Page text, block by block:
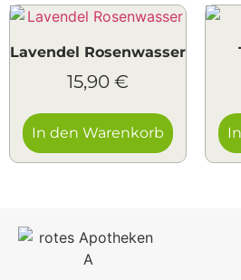
Lavendel Rosenwasser
15,90 €
In den Warenkorb